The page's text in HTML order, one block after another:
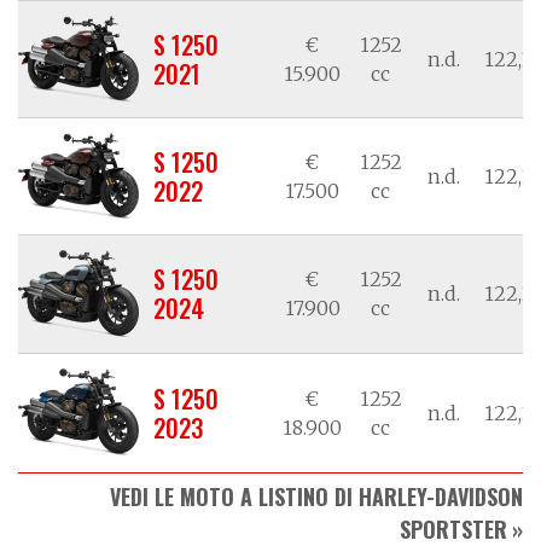
S 1250
2021
€
15.900
1252
cc
n.d.
S 1250
2022
€
17.500
1252
cc
n.d.
S 1250
2024
€
17.900
1252
cc
n.d.
S 1250
2023
€
18.900
1252
cc
n.d.
VEDI LE MOTO A LISTINO DI HARLEY-DAVIDSON
SPORTSTER